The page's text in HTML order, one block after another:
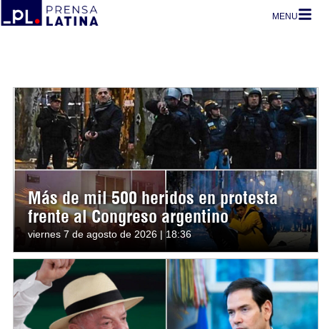
MENU
Más de mil 500 heridos en protesta
frente al Congreso argentino
viernes 7 de agosto de 2026 | 18:36